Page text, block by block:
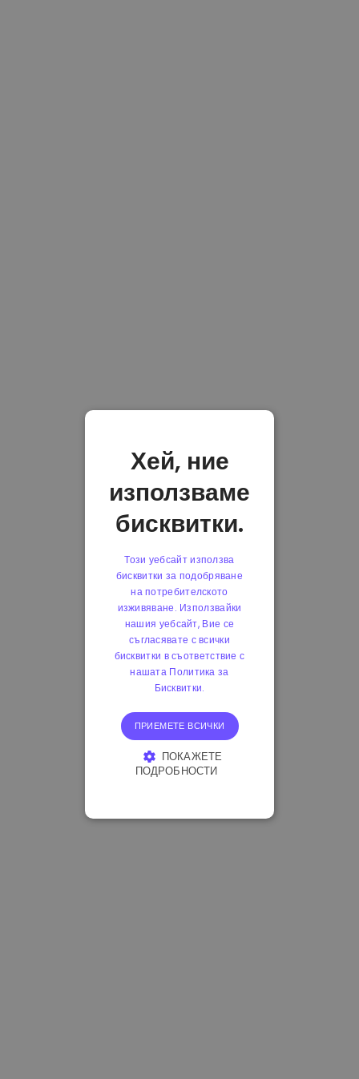
Хей, ние
използваме
бисквитки.
Този уебсайт използва
бисквитки за подобряване
на потребителското
изживяване. Използвайки
нашия уебсайт, Вие се
съгласявате с всички
бисквитки в съответствие с
нашата Политика за
Бисквитки.
ПРИЕМЕТЕ ВСИЧКИ
ПОКАЖЕТЕ
ПОДРОБНОСТИ